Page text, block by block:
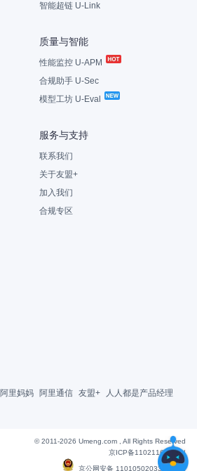
智能超链 U-Link
质量与智能
性能监控 U-APM
合规助手 U-Sec
模型工坊 U-Eval
服务与支持
联系我们
关于友盟+
加入我们
合规专区
阿里妈妈 阿里通信 友盟+
人人都是产品经理
© 2011-2026 Umeng.com , All Rights Reserved
京ICP备11021163号-6|
京公网安备 11010502033607号 |